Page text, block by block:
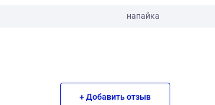
напайка
+ Добавить отзыв